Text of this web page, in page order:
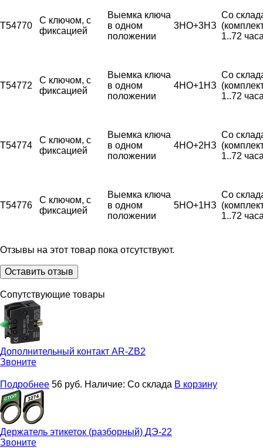
T54770
С ключом, с
фиксацией
Выемка ключа
в одном
положении
3НО+3НЗ
Со
1..72
T54772
С ключом, с
фиксацией
Выемка ключа
в одном
положении
4НО+1НЗ
Со
1..72
T54774
С ключом, с
фиксацией
Выемка ключа
в одном
положении
4НО+2НЗ
Со
1..72
T54776
С ключом, с
фиксацией
Выемка ключа
в одном
положении
5НО+1НЗ
Со
1..72
Отзывы на этот товар пока отсутствуют.
Оставить отзыв
Сопутствующие товары
Дополнительный контакт AR-ZB2
Звоните
Подробнее 56 руб. Наличие: Со склада В корзину
Держатель этикеток (разборный) ДЭ-22
Звоните